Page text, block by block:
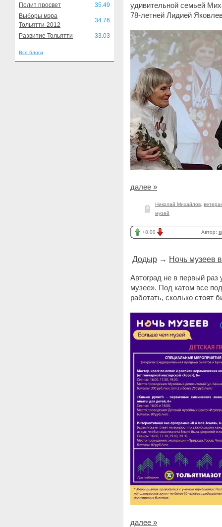
Полит просвет
35.49
Выборы мэра
Тольятти-2012
34.76
Развитие Тольятти 33.03
Все блоги
удивительной семьей
78-летней Лидией
далее »
Николай Михайлов
музей
+8.00 Автор:
Додыр → Ночь музеев
Автоград не в первый
музее». Под катом все
работать, сколько стоят
далее »